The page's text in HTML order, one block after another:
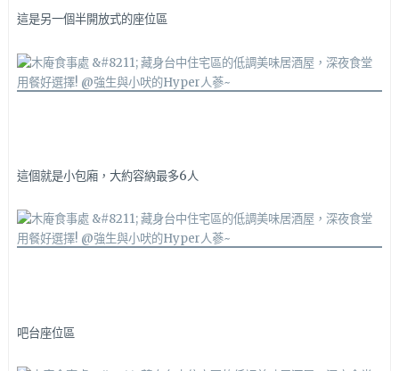
這是另一個半開放式的座位區
這個就是小包廂，大約容納最多6人
吧台座位區